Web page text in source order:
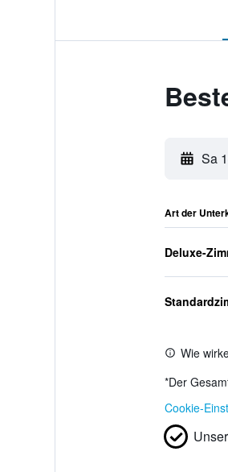
Sa
Art der
Deluxe-
Wie
*Der
Cookie-